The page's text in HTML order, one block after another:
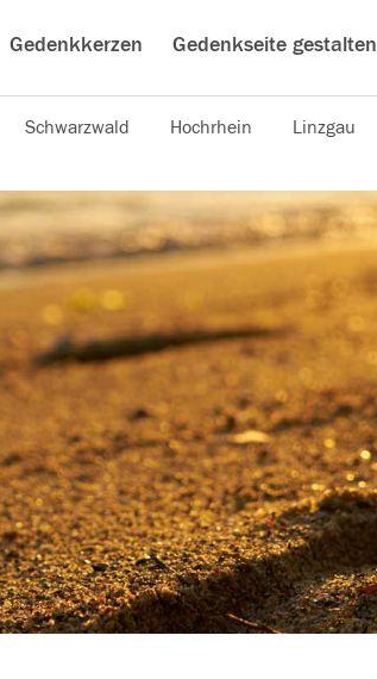
Gedenkkerzen Gedenkseite gestalten
Schwarzwald Hochrhein Linzgau